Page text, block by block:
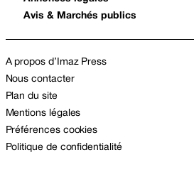
Avis & Marchés publics
A propos d’Imaz Press
Nous contacter
Plan du site
Mentions légales
Préférences cookies
Politique de confidentialité